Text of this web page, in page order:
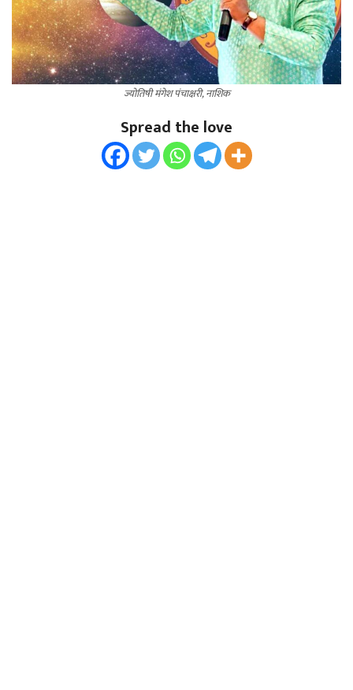
ज्योतिषी मंगेश पंचाक्षरी, नाशिक
Spread the love